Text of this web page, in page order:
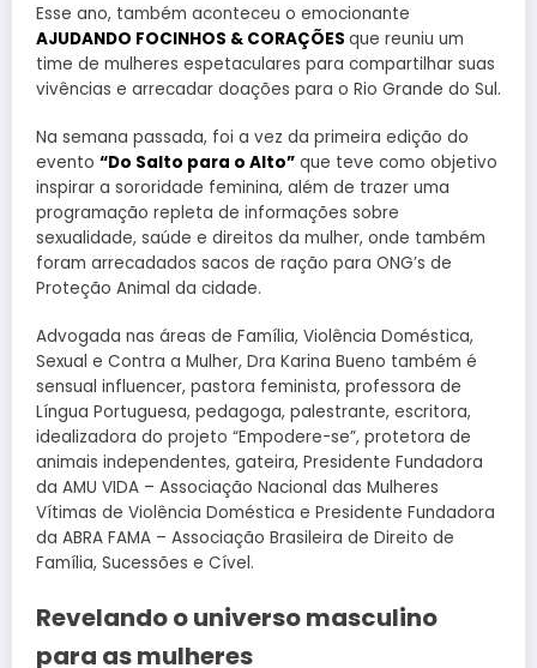
Esse ano, também aconteceu o emocionante
AJUDANDO FOCINHOS & CORAÇÕES que reuniu um
time de mulheres espetaculares para compartilhar suas
vivências e arrecadar doações para o Rio Grande do Sul.
Na semana passada, foi a vez da primeira edição do
evento “Do Salto para o Alto” que teve como objetivo
inspirar a sororidade feminina, além de trazer uma
programação repleta de informações sobre
sexualidade, saúde e direitos da mulher, onde também
foram arrecadados sacos de ração para ONG’s de
Proteção Animal da cidade.
Advogada nas áreas de Família, Violência Doméstica,
Sexual e Contra a Mulher, Dra Karina Bueno também é
sensual influencer, pastora feminista, professora de
Língua Portuguesa, pedagoga, palestrante, escritora,
idealizadora do projeto “Empodere-se”, protetora de
animais independentes, gateira, Presidente Fundadora
da AMU VIDA – Associação Nacional das Mulheres
Vítimas de Violência Doméstica e Presidente Fundadora
da ABRA FAMA – Associação Brasileira de Direito de
Família, Sucessões e Cível.
Revelando o universo masculino
para as mulheres